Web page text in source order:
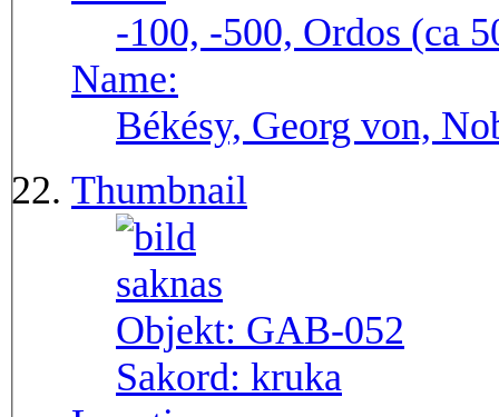
-100, -500, Ordos (ca
Name:
Békésy, Georg von,
Thumbnail
Objekt: GAB-052
Sakord: kruka